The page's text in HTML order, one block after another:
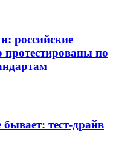
российские
по
тест-драйв